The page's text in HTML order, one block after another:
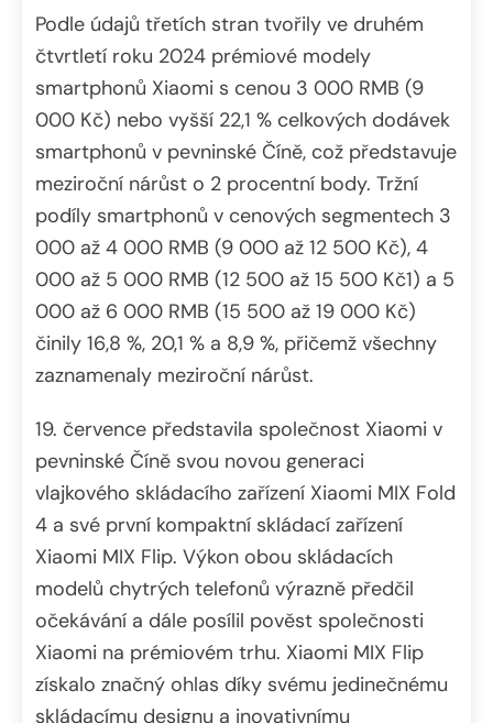
Podle údajů třetích stran tvořily ve druhém
čtvrtletí roku 2024 prémiové modely
smartphonů Xiaomi s cenou 3 000 RMB (9
000 Kč) nebo vyšší 22,1 % celkových dodávek
smartphonů v pevninské Číně, což představuje
meziroční nárůst o 2 procentní body. Tržní
podíly smartphonů v cenových segmentech 3
000 až 4 000 RMB (9 000 až 12 500 Kč), 4
000 až 5 000 RMB (12 500 až 15 500 Kč1) a 5
000 až 6 000 RMB (15 500 až 19 000 Kč)
činily 16,8 %, 20,1 % a 8,9 %, přičemž všechny
zaznamenaly meziroční nárůst.
19. července představila společnost Xiaomi v
pevninské Číně svou novou generaci
vlajkového skládacího zařízení Xiaomi MIX Fold
4 a své první kompaktní skládací zařízení
Xiaomi MIX Flip. Výkon obou skládacích
modelů chytrých telefonů výrazně předčil
očekávání a dále posílil pověst společnosti
Xiaomi na prémiovém trhu. Xiaomi MIX Flip
získalo značný ohlas díky svému jedinečnému
skládacímu designu a inovativnímu